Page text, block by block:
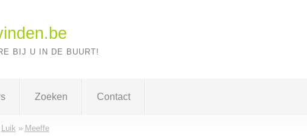
BIJ U IN DE BUURT!
Zoeken Contact
Luik » Meeffe